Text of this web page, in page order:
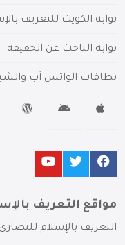
بوابة الكويت للتعريف
بوابة الباحث عن الحقيقة
بطاقات الواتس آب
مواقع التعريف
التعريف بالإسلام للنصارى